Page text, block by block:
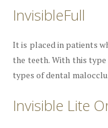
InvisibleFull
It is placed in patients
the teeth. With this
types of dental
Invisible Lite